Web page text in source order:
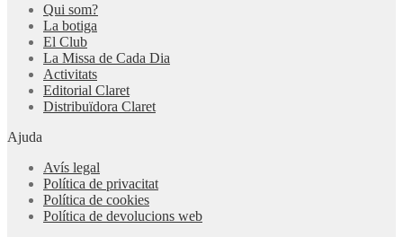
Qui som?
La botiga
El Club
La Missa de Cada Dia
Activitats
Editorial Claret
Distribuïdora Claret
Ajuda
Avís legal
Política de privacitat
Política de cookies
Política de devolucions web